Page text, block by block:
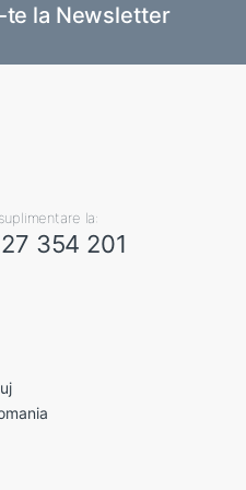
te la Newsletter
la:
354 201